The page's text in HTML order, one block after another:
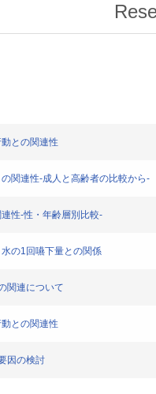
との関連性
関連性-成人と高齢者の比較から-
性-性・年齢層別比較-
の1回嚥下量との関係
関連について
との関連性
因の検討